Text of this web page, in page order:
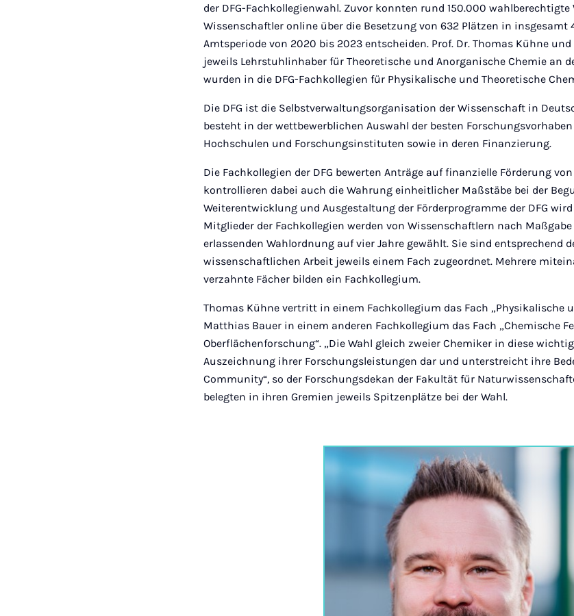
der DFG-Fachkollegienwahl. Zuvor konnten rund 150.000
Wissenschaftler online über die Besetzung von 632 Plätzen in insgesamt
Amtsperiode von 2020 bis 2023 entscheiden. Prof. Dr. Thomas Kühne
jeweils Lehrstuhlinhaber für Theoretische und Anorganische Chemie an
wurden in die DFG-Fachkollegien für Physikalische und Theoretische
Die DFG ist die Selbstverwaltungsorganisation der Wissenschaft in
besteht in der wettbewerblichen Auswahl der besten
Hochschulen und Forschungsinstituten sowie in deren Finanzierung.
Die Fachkollegien der DFG bewerten Anträge auf finanzielle Förderung
kontrollieren dabei auch die Wahrung einheitlicher Maßstäbe bei der
Weiterentwicklung und Ausgestaltung der Förderprogramme der DFG
Mitglieder der Fachkollegien werden von Wissenschaftlern nach Maßgabe
erlassenden Wahlordnung auf vier Jahre gewählt. Sie sind entsprechend
wissenschaftlichen Arbeit jeweils einem Fach zugeordnet. Mehrere
verzahnte Fächer bilden ein Fachkollegium.
Thomas Kühne vertritt in einem Fachkollegium das Fach „Physikalische
Matthias Bauer in einem anderen Fachkollegium das Fach „Chemische
Oberflächenforschung“. „Die Wahl gleich zweier Chemiker in diese
Auszeichnung ihrer Forschungsleistungen dar und unterstreicht ihre
Community“, so der Forschungsdekan der Fakultät für
belegten in ihren Gremien jeweils Spitzenplätze bei der Wahl.